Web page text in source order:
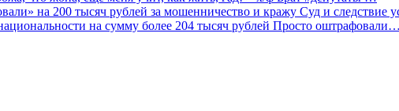
на 200 тысяч рублей за мошенничество и кражу Суд и следствие
на сумму более 204 тысяч рублей Просто